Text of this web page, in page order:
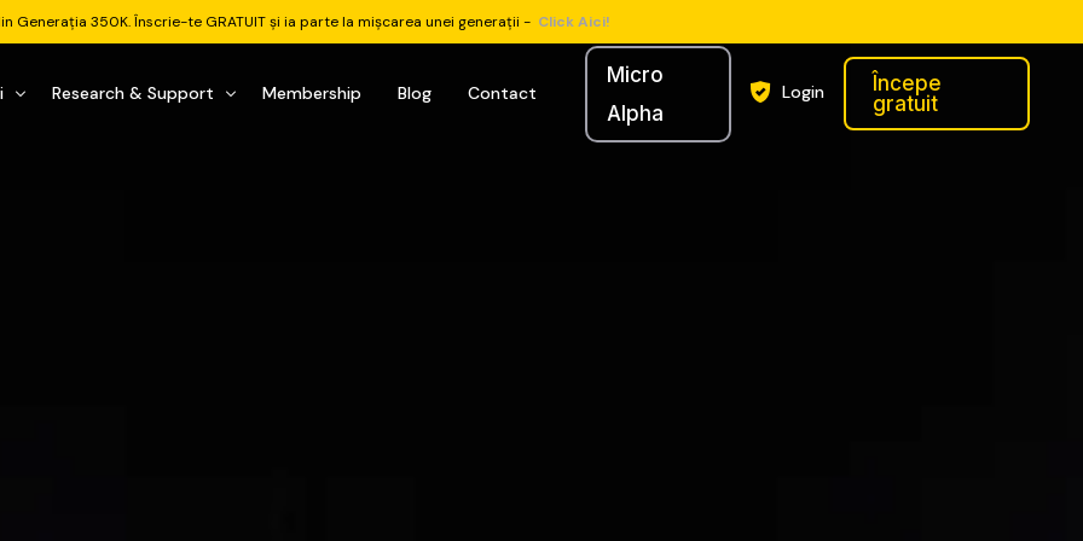
Generația 350K. Înscrie-te GRATUIT și ia parte la mișcarea unei generații - Click Aici!
Research & Support Membership Blog Contact
Micro
Alpha
Login
Începe
gratuit